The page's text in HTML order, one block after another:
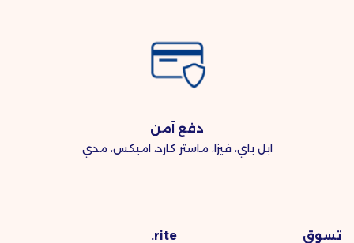
دفع آمن
ابل باي، فيزا، ماستر كارد، اميكس، مدي
تسوق rite.